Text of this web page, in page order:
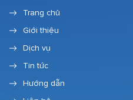
Trang chủ
Giới thiệu
Dịch vụ
Tin tức
Hướng dẫn